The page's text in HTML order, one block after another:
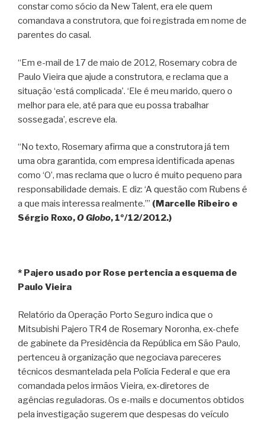
constar como sócio da New Talent, era ele quem
comandava a construtora, que foi registrada em nome de
parentes do casal.
“Em e-mail de 17 de maio de 2012, Rosemary cobra de
Paulo Vieira que ajude a construtora, e reclama que a
situação ‘está complicada’. ‘Ele é meu marido, quero o
melhor para ele, até para que eu possa trabalhar
sossegada’, escreve ela.
“No texto, Rosemary afirma que a construtora já tem
uma obra garantida, com empresa identificada apenas
como ‘O’, mas reclama que o lucro é muito pequeno para
responsabilidade demais. E diz: ‘A questão com Rubens é
a que mais interessa realmente.’” (Marcelle Ribeiro e
Sérgio Roxo,O Globo, 1º/12/2012.)
* Pajero usado por Rose pertencia a esquema de
Paulo Vieira
Relatório da Operação Porto Seguro indica que o
Mitsubishi Pajero TR4 de Rosemary Noronha, ex-chefe
de gabinete da Presidência da República em São Paulo,
pertenceu à organização que negociava pareceres
técnicos desmantelada pela Polícia Federal e que era
comandada pelos irmãos Vieira, ex-diretores de
agências reguladoras. Os e-mails e documentos obtidos
pela investigação sugerem que despesas do veículo